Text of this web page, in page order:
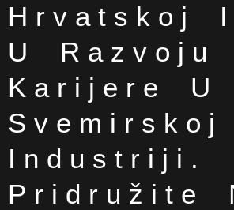
Hrvatskoj
U Razvoju
Karijere U
Svemirskoj
Industriji.
Pridružite